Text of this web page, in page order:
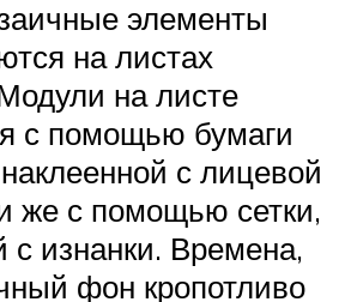
элементы
на листах
на листе
с помощью бумаги
с лицевой
же с помощью сетки,
с изнанки. Времена,
фон кропотливо